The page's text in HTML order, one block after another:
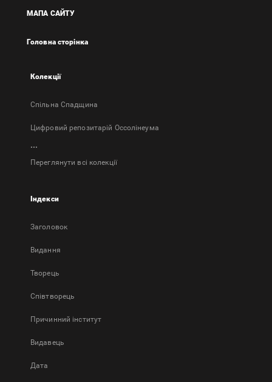
в
вкладці
МАПА САЙТУ
Головна сторінка
Колекції
Спільна Спадщина
Цифровий репозитарій Оссолінеума
...
Переглянути всі колекції
Індекси
Заголовок
Bидання
Творець
Співтворець
Причинний інститут
Видавець
Дата